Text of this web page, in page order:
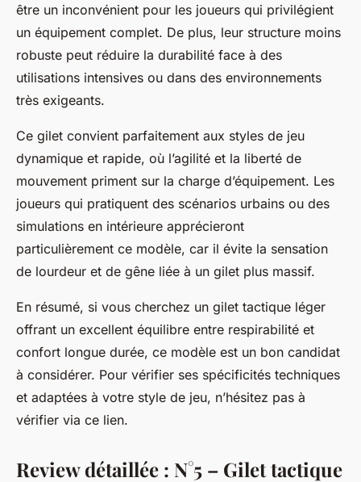
être un inconvénient pour les joueurs qui privilégient
un équipement complet. De plus, leur structure moins
robuste peut réduire la durabilité face à des
utilisations intensives ou dans des environnements
très exigeants.
Ce gilet convient parfaitement aux styles de jeu
dynamique et rapide, où l’agilité et la liberté de
mouvement priment sur la charge d’équipement. Les
joueurs qui pratiquent des scénarios urbains ou des
simulations en intérieure apprécieront
particulièrement ce modèle, car il évite la sensation
de lourdeur et de gêne liée à un gilet plus massif.
En résumé, si vous cherchez un gilet tactique léger
offrant un excellent équilibre entre respirabilité et
confort longue durée, ce modèle est un bon candidat
à considérer. Pour vérifier ses spécificités techniques
et adaptées à votre style de jeu, n’hésitez pas à
vérifier via ce lien.
Review détaillée : N°5 – Gilet tactique